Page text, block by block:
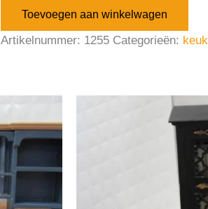
Toevoegen aan winkelwagen
Artikelnummer: 1255 Categorieën: